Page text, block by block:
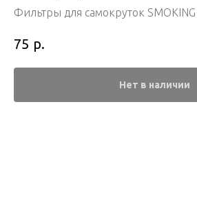
Фильтры для самокруток SMOKING
75 р.
Нет в наличии